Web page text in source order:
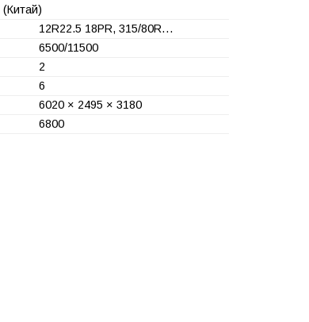
(Китай)
12R22.5 18PR, 315/80R…
6500/11500
2
6
6020 × 2495 × 3180
6800